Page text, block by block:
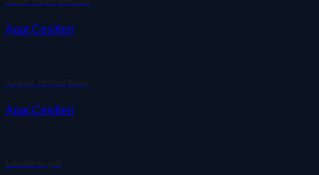
Agat Çeşitleri
Jurassic Petrified Wood
Agat Çeşitleri